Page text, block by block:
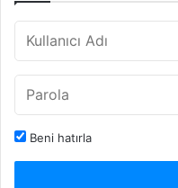
Beni hatırla